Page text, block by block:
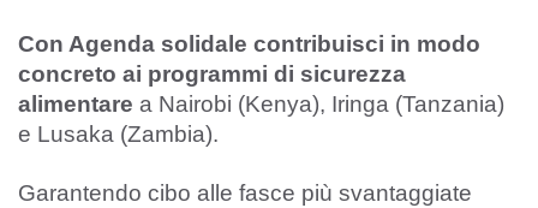
Con Agenda solidale contribuisci in modo
concreto ai programmi di sicurezza
alimentare a Nairobi (Kenya), Iringa (Tanzania)
e Lusaka (Zambia).
Garantendo cibo alle fasce più svantaggiate